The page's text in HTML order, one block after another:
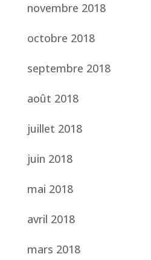
novembre 2018
octobre 2018
septembre 2018
août 2018
juillet 2018
juin 2018
mai 2018
avril 2018
mars 2018